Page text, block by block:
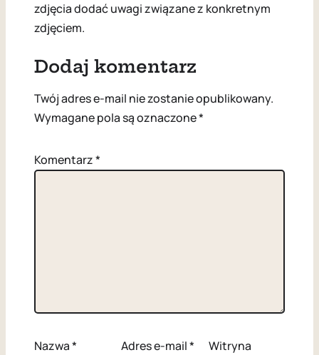
zdjęcia dodać uwagi związane z konkretnym
zdjęciem.
Dodaj komentarz
Twój adres e-mail nie zostanie opublikowany.
Wymagane pola są oznaczone*
Komentarz*
Nazwa* Adres e-mail*
Witryna